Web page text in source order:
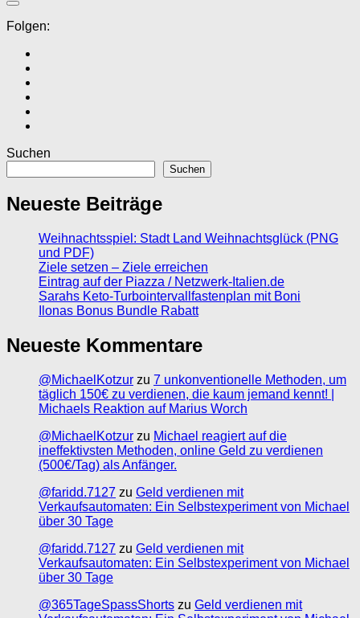
Folgen:
Suchen
Suchen
Neueste Beiträge
Weihnachtsspiel: Stadt Land Weihnachtsglück (PNG
und PDF)
Ziele setzen – Ziele erreichen
Eintrag auf der Piazza / Netzwerk-Italien.de
Sarahs Keto-Turbointervallfastenplan mit Boni
Ilonas Bonus Bundle Rabatt
Neueste Kommentare
@MichaelKotzur zu 7 unkonventionelle Methoden, um
täglich 150€ zu verdienen, die kaum jemand kennt! |
Michaels Reaktion auf Marius Worch
@MichaelKotzur zu Michael reagiert auf die
ineffektivsten Methoden, online Geld zu verdienen
(500€/Tag) als Anfänger.
@faridd.7127 zu Geld verdienen mit
Verkaufsautomaten: Ein Selbstexperiment von Michael
über 30 Tage
@faridd.7127 zu Geld verdienen mit
Verkaufsautomaten: Ein Selbstexperiment von Michael
über 30 Tage
@365TageSpassShorts zu Geld verdienen mit